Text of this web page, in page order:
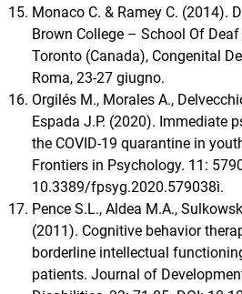
Monaco C. & Ramey C. (2014).
Brown College – School Of
Toronto (Canada), Congenital
Roma, 23-27 giugno.
Orgilés M., Morales A.,
Espada J.P. (2020). Immediate
the COVID-19 quarantine in
Frontiers in Psychology. 11:
10.3389/fpsyg.2020.579038ì.
Pence S.L., Aldea M.A.,
(2011). Cognitive behavior
borderline intellectual
patients. Journal of